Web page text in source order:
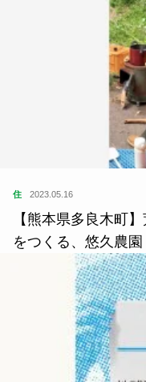
住 2023.05.16
【熊本県多良木町
をつくる、悠久農